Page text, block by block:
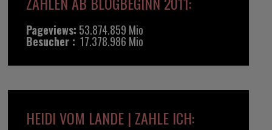
Pageviews: 53.874.859 Mio
Besucher : 17.378.986 Mio
HEIDI VOM LANDE | ZAHLE ICH: